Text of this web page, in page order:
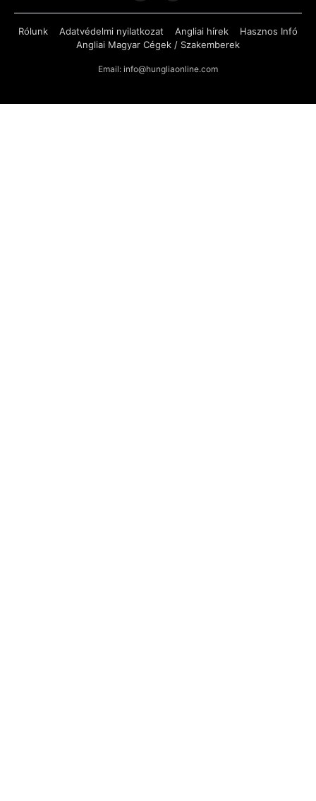
Rólunk Adatvédelmi nyilatkozat Angliai hírek
Hasznos Infó
Angliai Magyar Cégek / Szakemberek
Email: info@hungliaonline.com